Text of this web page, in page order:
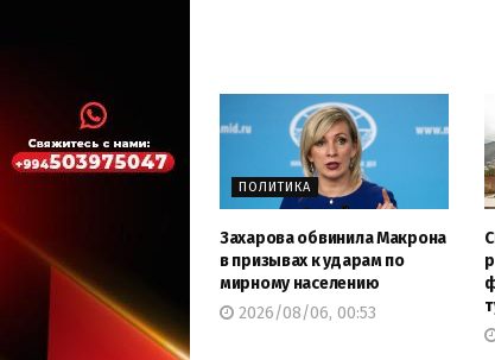
ПОЛИТИКА
Захарова обвинила Макрона
в призывах к ударам по
мирному населению
2026/08/06, 00:53